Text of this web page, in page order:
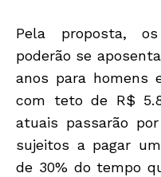
Pela proposta,
poderão se
anos para homens
com teto de R$
atuais passarão
sujeitos a pagar
de 30% do tempo